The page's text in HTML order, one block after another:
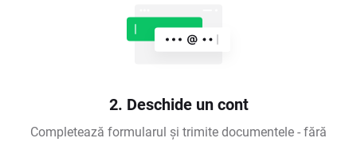
2. Deschide un cont
Completează formularul și trimite documentele - fără